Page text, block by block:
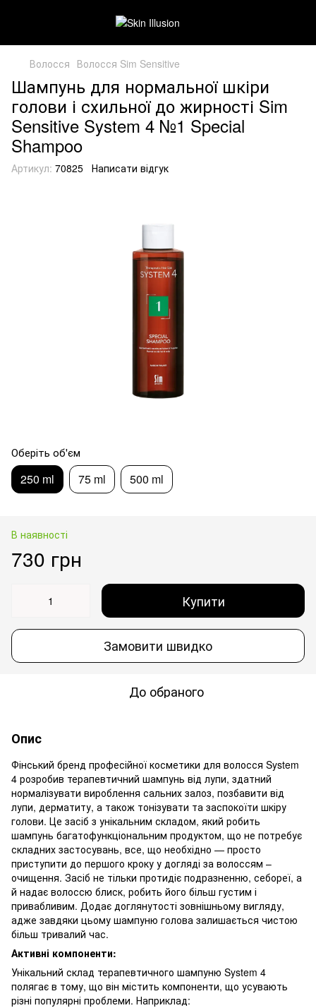
Волосся Волосся Sim Sensitive
Шампунь для нормальної шкіри
голови і схильної до жирності Sim
Sensitive System 4 №1 Special
Shampoo
Артикул: 70825 Написати відгук
Оберіть об'єм
250 ml 75 ml 500 ml
В наявності
730 грн
Купити
Замовити швидко
До обраного
Опис
Фінський бренд професійної косметики для волосся System
4 розробив терапевтичний шампунь від лупи, здатний
нормалізувати вироблення сальних залоз, позбавити від
лупи, дерматиту, а також тонізувати та заспокоїти шкіру
голови. Це засіб з унікальним складом, який робить
шампунь багатофункціональним продуктом, що не потребує
складних застосувань, все, що необхідно — просто
приступити до першого кроку у догляді за волоссям –
очищення. Засіб не тільки протидіє подразненню, себореї, а
й надає волоссю блиск, робить його більш густим і
привабливим. Додає доглянутості зовнішньому вигляду,
адже завдяки цьому шампуню голова залишається чистою
більш тривалий час.
Активні компоненти:
Унікальний склад терапевтичного шампуню System 4
полягає в тому, що він містить компоненти, що усувають
різні популярні проблеми. Наприклад: